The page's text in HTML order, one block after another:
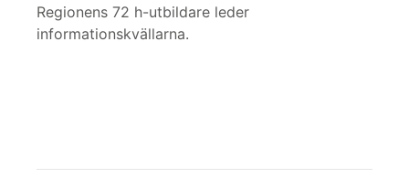
Regionens 72 h-utbildare leder
informationskvällarna.